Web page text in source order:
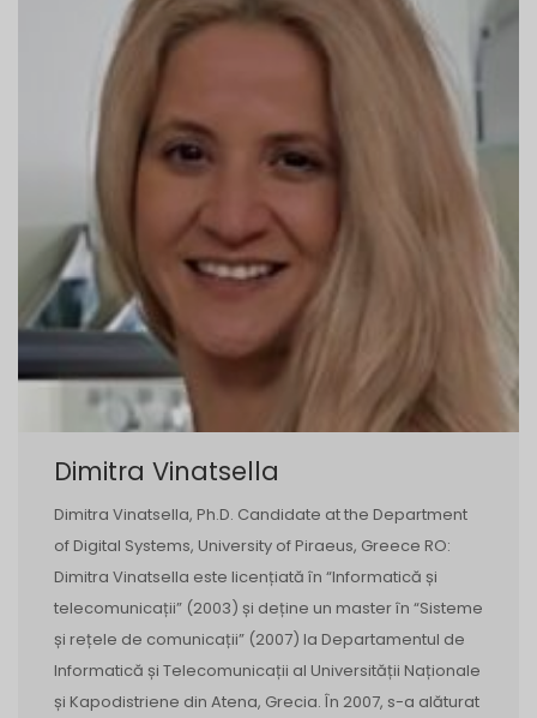
Dimitra Vinatsella
Dimitra Vinatsella, Ph.D. Candidate at the Department
of Digital Systems, University of Piraeus, Greece RO:
Dimitra Vinatsella este licențiată în “Informatică și
telecomunicații” (2003) și deține un master în “Sisteme
și rețele de comunicații” (2007) la Departamentul de
Informatică și Telecomunicații al Universității Naționale
și Kapodistriene din Atena, Grecia. În 2007, s-a alăturat